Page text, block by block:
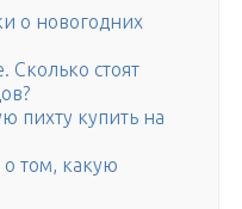
о новогодних
стоят
пихту купить на
том, какую